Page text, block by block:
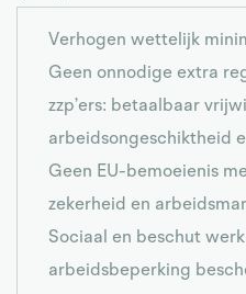
Verhogen wettelijk
Geen onnodige extra
zzp’ers: betaalbaar
arbeidsongeschiktheid
Geen EU-bemoeienis
zekerheid en
Sociaal en beschut
arbeidsbeperking